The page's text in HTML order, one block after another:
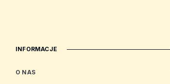
INFORMACJE
O NAS